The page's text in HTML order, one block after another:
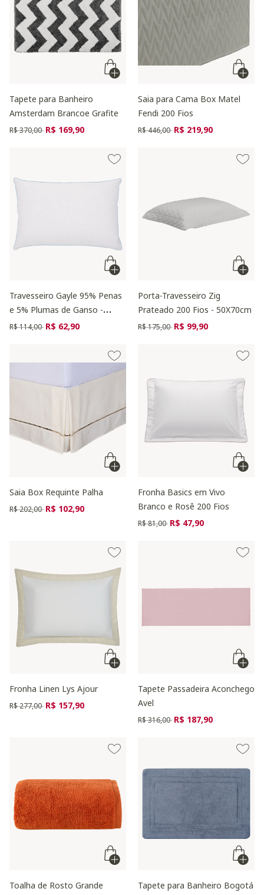
Tapete para Banheiro
Amsterdam Brancoe Grafite
Preço reduzido de
R$ 370,00 para
R$ 169,90
Saia para Cama Box Matel
Fendi 200 Fios
Preço reduzido de
R$ 446,00 para
R$ 219,90
Travesseiro Gayle 95% Penas
e 5% Plumas de Ganso -
Branco
Preço reduzido de
R$ 114,00 para
R$ 62,90
Porta-Travesseiro Zig
Prateado 200 Fios - 50X70cm
Preço reduzido de
R$ 175,00 para
R$ 99,90
Saia Box Requinte Palha
Preço reduzido de
R$ 202,00 para
R$ 102,90
Fronha Basics em Vivo
Branco e Rosê 200 Fios
Preço reduzido de
R$ 81,00 para
R$ 47,90
Fronha Linen Lys Ajour
Preço reduzido de
R$ 277,00 para
R$ 157,90
Tapete Passadeira Aconchego
Avel
Preço reduzido de
R$ 316,00 para
R$ 187,90
Toalha de Rosto Grande
Tapete para Banheiro Bogotá